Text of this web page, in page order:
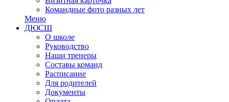
Командные фото разных лет
Меню
ДЮСШ
О школе
Руководство
Наши тренеры
Составы команд
Расписание
Для родителей
Документы